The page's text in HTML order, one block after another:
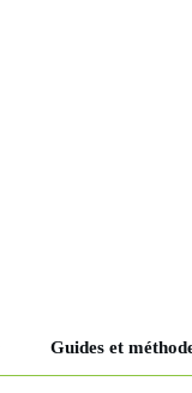
Guides et